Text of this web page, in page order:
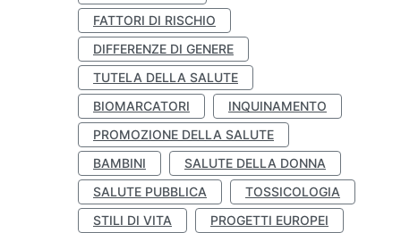
FATTORI DI RISCHIO
DIFFERENZE DI GENERE
TUTELA DELLA SALUTE
BIOMARCATORI
INQUINAMENTO
PROMOZIONE DELLA SALUTE
BAMBINI
SALUTE DELLA DONNA
SALUTE PUBBLICA
TOSSICOLOGIA
STILI DI VITA
PROGETTI EUROPEI